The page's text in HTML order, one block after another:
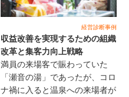
経営診断事例
収益改善を実現するための組織
改革と集客力向上戦略
満員の来場客で賑わっていた
「瀬音の湯」であったが、コロ
ナ禍に入ると温泉への来場者が